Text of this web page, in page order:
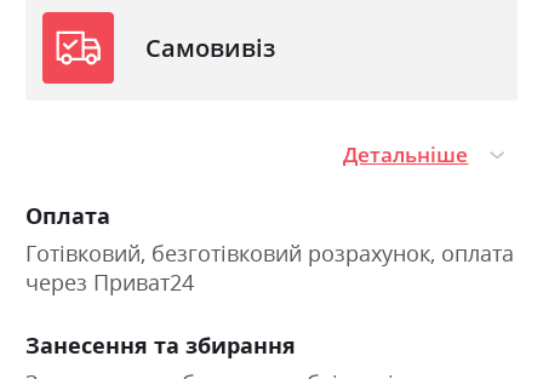
Самовивіз
Детальніше
Оплата
Готівковий, безготівковий розрахунок, оплата
через Приват24
Занесення та збирання